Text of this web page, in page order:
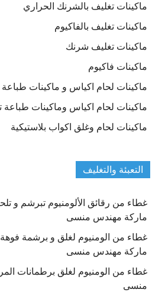
ماكينات تغليف بالشرنك الحراري
ماكينات تغليف بالفاكيوم
ماكينات تغليف شرنك
ماكينات فاكيوم
ماكينات لحام اكياس و ماكينات طباعة
ماكينات لحام اكياس وماكينات طباعة
ماكينات لحام وغلق اكواب بلاستيكية
التعبئة والتغليف
غطاء من رقائق الألومنيوم تبرشم و
ماركة مهندس منسى
غطاء من الومنيوم لغلق و برشمة فوهة
ماركة مهندس منسى
غطاء من الومنيوم لغلق برطمانات
منسى